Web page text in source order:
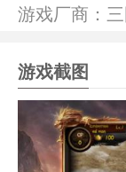
游戏厂商：
游戏截图